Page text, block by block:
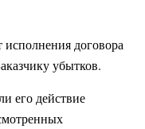
исполнения договора
убытков.
его действие